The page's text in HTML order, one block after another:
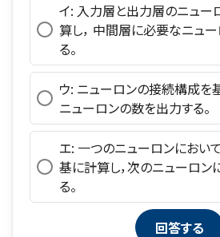
イ: 入力層と出力層のニュー
算し， 中間層に必要なニュ
る。
ウ: ニューロンの接続構成を
ニューロンの数を出力する。
エ: 一つのニューロンにおい
基に計算し，次のニューロン
る。